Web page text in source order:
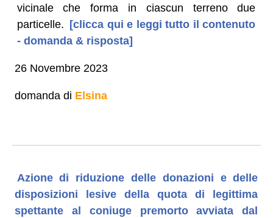
vicinale che forma in ciascun terreno due
particelle. [clicca qui e leggi tutto il contenuto
- domanda & risposta]
26 Novembre 2023
domanda di Elsina
Azione di riduzione delle donazioni e delle
disposizioni lesive della quota di legittima
spettante al coniuge premorto avviata dal